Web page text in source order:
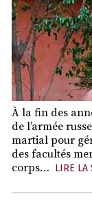
À la fin des
de l’armée
martial pour
des facultés
corps… LIRE LA